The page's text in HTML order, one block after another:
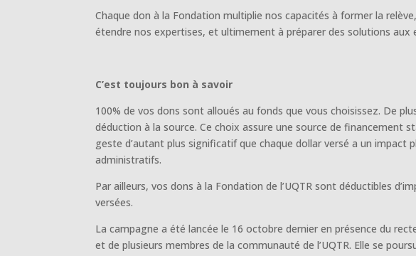
Chaque don à la Fondation multiplie nos capacités à former la
étendre nos expertises, et ultimement à préparer des solutions aux
C’est toujours bon à savoir
100% de vos dons sont alloués au fonds que vous choisissez. De
déduction à la source. Ce choix assure une source de financement
geste d’autant plus significatif que chaque dollar versé a un impact
administratifs.
Par ailleurs, vos dons à la Fondation de l’UQTR sont déductibles
versées.
La campagne a été lancée le 16 octobre dernier en présence du
et de plusieurs membres de la communauté de l’UQTR. Elle se